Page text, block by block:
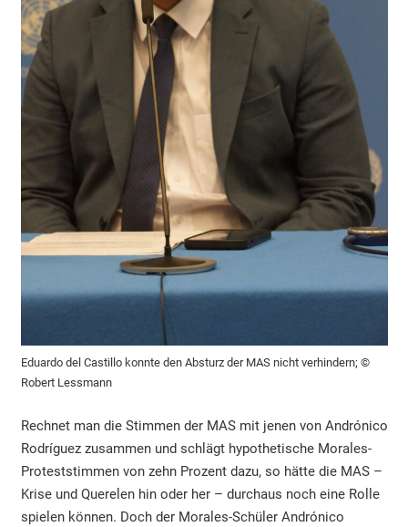
Eduardo del Castillo konnte den Absturz der MAS nicht verhindern; ©
Robert Lessmann
Rechnet man die Stimmen der MAS mit jenen von Andrónico
Rodríguez zusammen und schlägt hypothetische Morales-
Proteststimmen von zehn Prozent dazu, so hätte die MAS –
Krise und Querelen hin oder her – durchaus noch eine Rolle
spielen können. Doch der Morales-Schüler Andrónico